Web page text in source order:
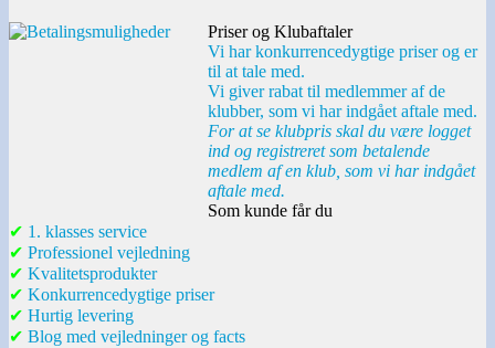
Priser og Klubaftaler
Vi har konkurrencedygtige priser og er
til at tale med.
Vi giver rabat til medlemmer af de
klubber, som vi har indgået aftale med.
For at se klubpris skal du være logget
ind og registreret som betalende
medlem af en klub, som vi har indgået
aftale med.
Som kunde får du
✔ 1. klasses service
✔ Professionel vejledning
✔ Kvalitetsprodukter
✔ Konkurrencedygtige priser
✔ Hurtig levering
✔ Blog med vejledninger og facts